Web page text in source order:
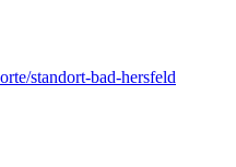
standort-bad-hersfeld